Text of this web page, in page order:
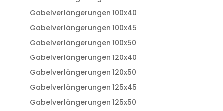
Gabelverlängerungen 100x40
Gabelverlängerungen 100x45
Gabelverlängerungen 100x50
Gabelverlängerungen 120x40
Gabelverlängerungen 120x50
Gabelverlängerungen 125x45
Gabelverlängerungen 125x50